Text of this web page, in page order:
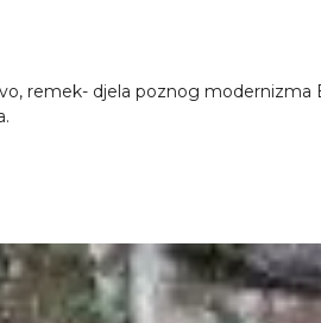
remek- djela poznog modernizma